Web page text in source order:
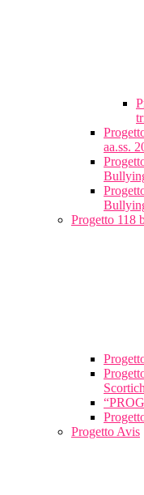
aa.ss.
Progetto 118
Progetto Avis